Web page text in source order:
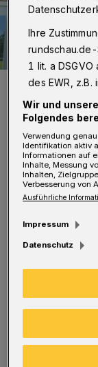
Dr. Carsten
A m
seinen
die
fünfte
wenn es
Begründer
Schirmherr
Ihre
rundschau.de-
1 lit. a
des EWR, z.B.
Wir und
Folgendes
Verwendung
Identifikation aktiv
Informationen auf
Inhalte, Messung
Inhalten,
Verbesserung von
Ausführliche
Impressum
Datenschutz